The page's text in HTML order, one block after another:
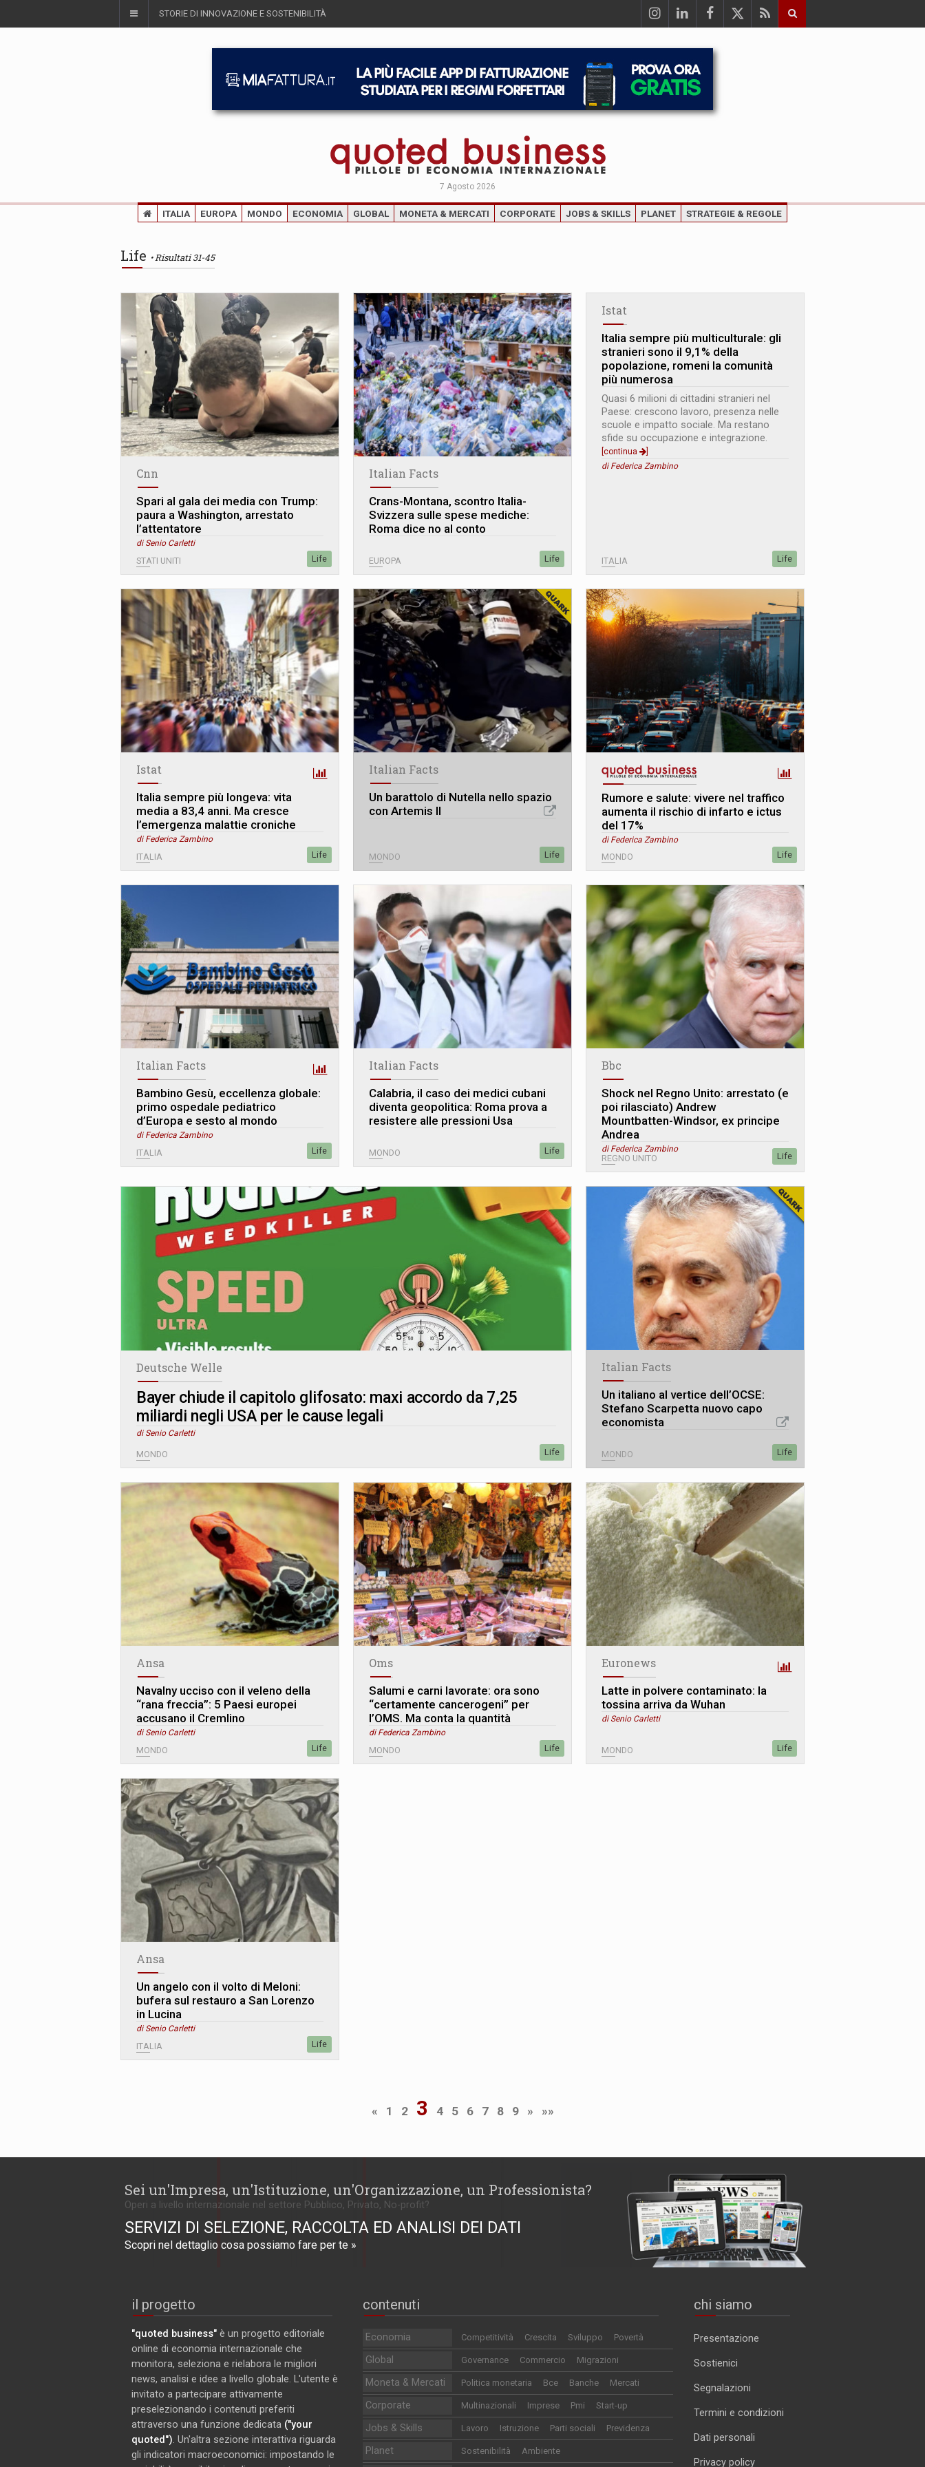
STORIE DI INNOVAZIONE E SOSTENIBILITÀ
7 Agosto 2026
ITALIA EUROPA MONDO ECONOMIA GLOBAL MONETA & MERCATI CORPORATE JOBS & SKILLS PLANET STRATEGIE & REGOLE
Life Risultati 31-45
Cnn
Spari al gala dei media con Trump:
paura a Washington, arrestato
l’attentatore
di Senio Carletti
STATI UNITI Life
Italian Facts
Crans-Montana, scontro Italia-
Svizzera sulle spese mediche:
Roma dice no al conto
EUROPA Life
Istat
Italia sempre più multiculturale: gli
stranieri sono il 9,1% della
popolazione, romeni la comunità
più numerosa
Quasi 6 milioni di cittadini stranieri nel
Paese: crescono lavoro, presenza nelle
scuole e impatto sociale. Ma restano
sfide su occupazione e integrazione.
[continua
]
di Federica Zambino
ITALIA Life
Istat
Italia sempre più longeva: vita
media a 83,4 anni. Ma cresce
l’emergenza malattie croniche
di Federica Zambino
ITALIA Life
Italian Facts
Un barattolo di Nutella nello spazio
con Artemis II
MONDO Life
Rumore e salute: vivere nel traffico
aumenta il rischio di infarto e ictus
del 17%
di Federica Zambino
MONDO Life
Italian Facts
Bambino Gesù, eccellenza globale:
primo ospedale pediatrico
d’Europa e sesto al mondo
di Federica Zambino
ITALIA Life
Italian Facts
Calabria, il caso dei medici cubani
diventa geopolitica: Roma prova a
resistere alle pressioni Usa
MONDO Life
Bbc
Shock nel Regno Unito: arrestato (e
poi rilasciato) Andrew
Mountbatten-Windsor, ex principe
Andrea
di Federica Zambino
REGNO UNITO Life
Deutsche Welle
Bayer chiude il capitolo glifosato: maxi accordo da 7,25
miliardi negli USA per le cause legali
di Senio Carletti
MONDO Life
Italian Facts
Un italiano al vertice dell’OCSE:
Stefano Scarpetta nuovo capo
economista
MONDO Life
Ansa
Navalny ucciso con il veleno della
“rana freccia”: 5 Paesi europei
accusano il Cremlino
di Senio Carletti
MONDO Life
Oms
Salumi e carni lavorate: ora sono
“certamente cancerogeni” per
l’OMS. Ma conta la quantità
di Federica Zambino
MONDO Life
Euronews
Latte in polvere contaminato: la
tossina arriva da Wuhan
di Senio Carletti
MONDO Life
Ansa
Un angelo con il volto di Meloni:
bufera sul restauro a San Lorenzo
in Lucina
di Senio Carletti
ITALIA Life
« 1 2 3 4 5 6 7 8 9 » »»
Sei un'Impresa, un'Istituzione, un'Organizzazione, un Professionista?
Operi a livello internazionale nel settore Pubblico, Privato, No-profit?
SERVIZI DI SELEZIONE, RACCOLTA ED ANALISI DEI DATI
Scopri nel dettaglio cosa possiamo fare per te »
il progetto
"quoted business" è un progetto editoriale
online di economia internazionale che
monitora, seleziona e rielabora le migliori
news, analisi e idee a livello globale. L'utente è
invitato a partecipare attivamente
preselezionando i contenuti preferiti
attraverso una funzione dedicata ("your
quoted"). Un'altra sezione interattiva riguarda
gli indicatori macroeconomici: impostando le
contenuti
Economia Competitività Crescita Sviluppo Povertà
Global Governance Commercio Migrazioni
Moneta & Mercati Politica monetaria Bce Banche Mercati
Corporate Multinazionali Imprese Pmi Start-up
Jobs & Skills Lavoro Istruzione Parti sociali Previdenza
Planet Sostenibilità Ambiente
chi siamo
Presentazione
Sostienici
Segnalazioni
Termini e condizioni
Dati personali
Privacy policy